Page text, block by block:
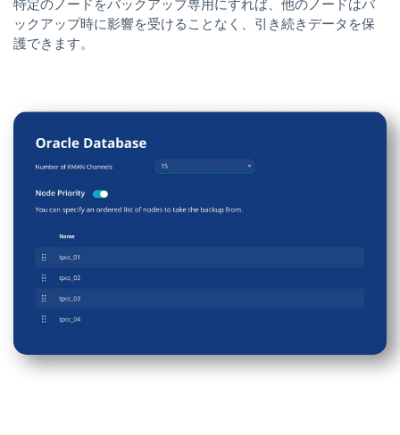
特定のノードをバックアップ専用にすれば、他のノードはバ
ックアップ時に影響を受けることなく、引き続きデータを保
護できます。